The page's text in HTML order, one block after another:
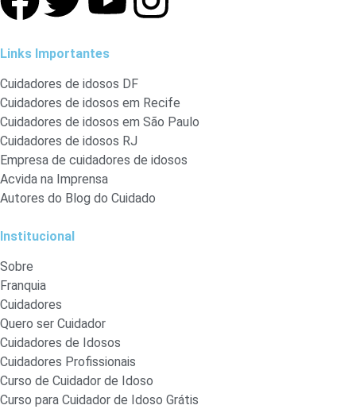
Links Importantes
Cuidadores de idosos DF
Cuidadores de idosos em Recife
Cuidadores de idosos em São Paulo
Cuidadores de idosos RJ
Empresa de cuidadores de idosos
Acvida na Imprensa
Autores do Blog do Cuidado
Institucional
Sobre
Franquia
Cuidadores
Quero ser Cuidador
Cuidadores de Idosos
Cuidadores Profissionais
Curso de Cuidador de Idoso
Curso para Cuidador de Idoso Grátis